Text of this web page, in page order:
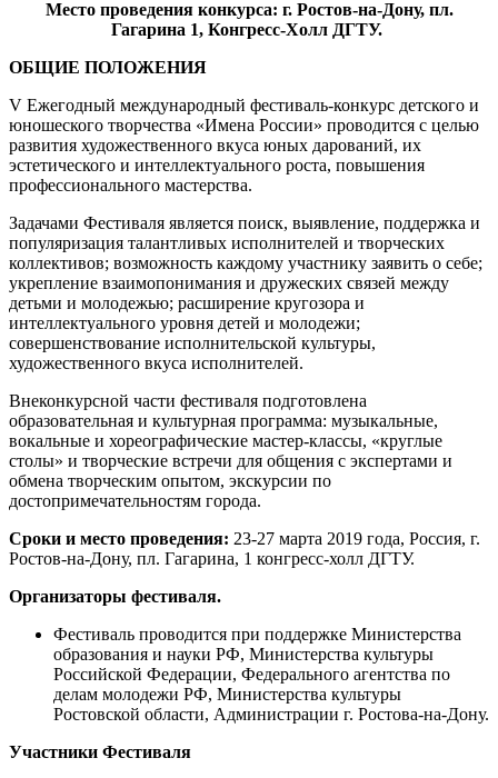
Место проведения конкурса: г. Ростов-на-Дону, пл.
Гагарина 1, Конгресс-Холл ДГТУ.
ОБЩИЕ ПОЛОЖЕНИЯ
V Ежегодный международный фестиваль-конкурс детского и
юношеского творчества «Имена России» проводится с целью
развития художественного вкуса юных дарований, их
эстетического и интеллектуального роста, повышения
профессионального мастерства.
Задачами Фестиваля является поиск, выявление, поддержка и
популяризация талантливых исполнителей и творческих
коллективов; возможность каждому участнику заявить о себе;
укрепление взаимопонимания и дружеских связей между
детьми и молодежью; расширение кругозора и
интеллектуального уровня детей и молодежи;
совершенствование исполнительской культуры,
художественного вкуса исполнителей.
Внеконкурсной части фестиваля подготовлена
образовательная и культурная программа: музыкальные,
вокальные и хореографические мастер-классы, «круглые
столы» и творческие встречи для общения с экспертами и
обмена творческим опытом, экскурсии по
достопримечательностям города.
Сроки и место проведения: 23-27 марта 2019 года, Россия, г.
Ростов-на-Дону, пл. Гагарина, 1 конгресс-холл ДГТУ.
Организаторы фестиваля.
Фестиваль проводится при поддержке Министерства
образования и науки РФ, Министерства культуры
Российской Федерации, Федерального агентства по
делам молодежи РФ, Министерства культуры
Ростовской области, Администрации г. Ростова-на-Дону.
Участники Фестиваля